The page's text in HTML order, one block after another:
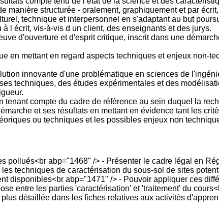
manière structurée - oralement, graphiquement et par
technique et interpersonnel en s'adaptant au but
l écrit, vis-à-vis d un client, des enseignants et des jurys.
d'ouverture et d'esprit critique, inscrit dans une
en mettant en regard aspects techniques et enjeux non-
innovante d'une problématique en sciences de
techniques, des études expérimentales et des
tenant compte du cadre de référence au sein duquel la
et ses résultats en mettant en évidence tant les
ou techniques et les possibles enjeux non
pollués<br abp="1468" /> - Présenter le cadre légal en
techniques de caractérisation du sous-sol de sites
disponibles<br abp="1471" /> - Pouvoir appliquer ces
entre les parties 'caractérisation' et 'traitement' du
détaillée dans les fiches relatives aux activités